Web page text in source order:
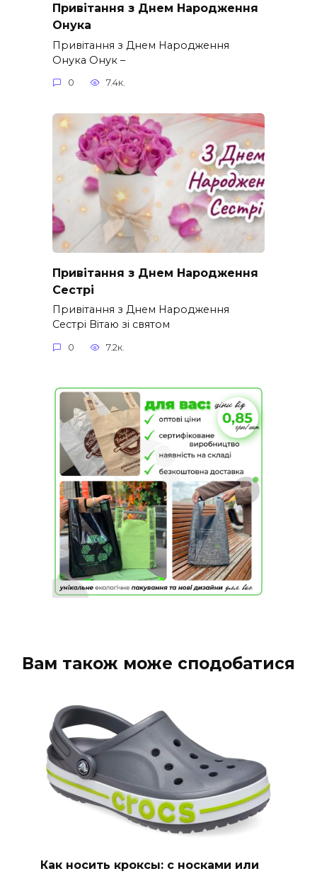
Привітання з Днем Народження
Онука
Привітання з Днем Народження
Онука Онук –
0 7.4к.
Привітання з Днем Народження
Сестрі
Привітання з Днем Народження
Сестрі Вітаю зі святом
0 7.2к.
Вам також може сподобатися
Как носить кроксы: с носками или